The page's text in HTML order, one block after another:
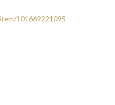
101669221095